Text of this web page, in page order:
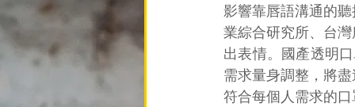
影響靠唇語溝通的
業綜合研究所、台
出表情。國產透明
需求量身調整，將
符合每個人需求的